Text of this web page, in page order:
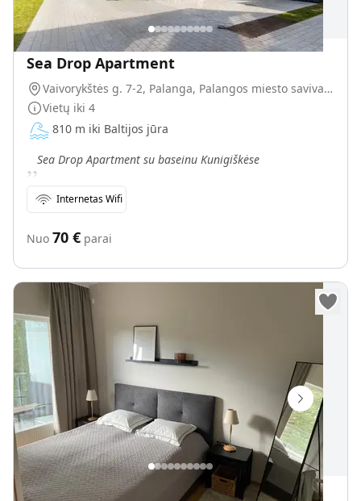
Sea Drop Apartment
Vaivorykštės g. 7-2, Palanga, Palangos miesto savivaldybė, Lietuva
Vietų iki 4
810 m iki Baltijos jūra
„Sea Drop Apartment su baseinu Kunigiškėse
Internetas Wifi
Nuo 70 € parai